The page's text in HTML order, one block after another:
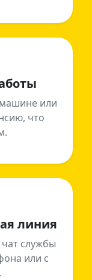
или
что
линия
службы
или с